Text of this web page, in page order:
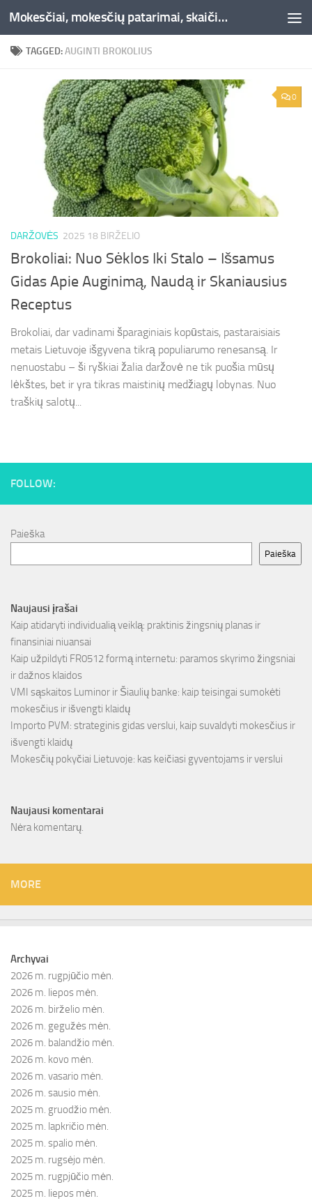
Skip to content Mokesčiai, mokesčių patarimai, skaičiuoklės, straipsniai -Liepaja.lt
TAGGED:AUGINTI BROKOLIUS
0
DARŽOVĖS 2025 18 BIRŽELIO
Brokoliai: Nuo Sėklos Iki Stalo – Išsamus
Gidas Apie Auginimą, Naudą ir Skaniausius
Receptus
Brokoliai, dar vadinami šparaginiais kopūstais, pastaraisiais
metais Lietuvoje išgyvena tikrą populiarumo renesansą. Ir
nenuostabu – ši ryškiai žalia daržovė ne tik puošia mūsų
lėkštes, bet ir yra tikras maistinių medžiagų lobynas. Nuo
traškių salotų...
FOLLOW:
Paieška
Paieška
Naujausi įrašai
Kaip atidaryti individualią veiklą: praktinis žingsnių planas ir
finansiniai niuansai
Kaip užpildyti FR0512 formą internetu: paramos skyrimo žingsniai
ir dažnos klaidos
VMI sąskaitos Luminor ir Šiaulių banke: kaip teisingai sumokėti
mokesčius ir išvengti klaidų
Importo PVM: strateginis gidas verslui, kaip suvaldyti mokesčius ir
išvengti klaidų
Mokesčių pokyčiai Lietuvoje: kas keičiasi gyventojams ir verslui
Naujausi komentarai
Nėra komentarų.
MORE
Archyvai
2026 m. rugpjūčio mėn.
2026 m. liepos mėn.
2026 m. birželio mėn.
2026 m. gegužės mėn.
2026 m. balandžio mėn.
2026 m. kovo mėn.
2026 m. vasario mėn.
2026 m. sausio mėn.
2025 m. gruodžio mėn.
2025 m. lapkričio mėn.
2025 m. spalio mėn.
2025 m. rugsėjo mėn.
2025 m. rugpjūčio mėn.
2025 m. liepos mėn.